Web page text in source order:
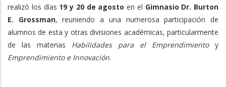
realizó los días 19 y 20 de agosto en el Gimnasio Dr. Burton
E. Grossman, reuniendo a una numerosa participación de
alumnos de esta y otras divisiones académicas, particularmente
de las materias Habilidades para el Emprendimientoy
Emprendimiento e Innovación.